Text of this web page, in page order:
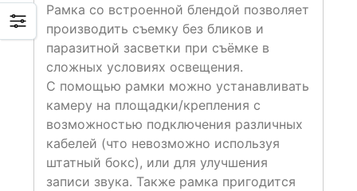
Рамка со встроенной блендой позволяет
производить съемку без бликов и
паразитной засветки при съёмке в
сложных условиях освещения.
С помощью рамки можно устанавливать
камеру на площадки/крепления с
возможностью подключения различных
кабелей (что невозможно используя
штатный бокс), или для улучшения
записи звука. Также рамка пригодится